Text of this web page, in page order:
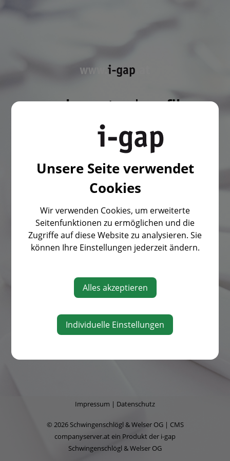
webagentur | grafik
| entwicklung |
programmierung |
webservices
Kapuzinergasse 5
3340 Waidhofen an der Ybbs
Tel.:07442 529 86
Impressum | Datenschutz
© 2026 Schwingenschlögl & Welser OG | CMS
companyserver.atein Produkt der i-gap
Schwingenschlögl & Welser OG
Unsere Seite verwendet
Cookies
Wir verwenden Cookies, um erweiterte
Seitenfunktionen zu ermöglichen und die
Zugriffe auf diese Website zu analysieren. Sie
können Ihre Einstellungen jederzeit ändern.
Alles akzeptieren
Individuelle Einstellungen